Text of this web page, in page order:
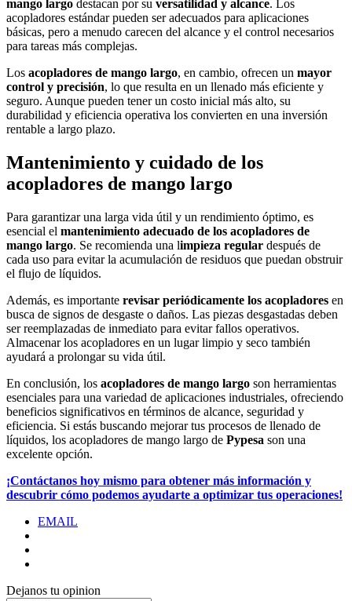
mango largo destacan por su versatilidad y alcance. Los
acopladores estándar pueden ser adecuados para aplicaciones
básicas, pero a menudo carecen del alcance y el control necesarios
para tareas más complejas.
Los acopladores de mango largo, en cambio, ofrecen un mayor
control y precisión, lo que resulta en un llenado más eficiente y
seguro. Aunque pueden tener un costo inicial más alto, su
durabilidad y eficiencia operativa los convierten en una inversión
rentable a largo plazo.
Mantenimiento y cuidado de los
acopladores de mango largo
Para garantizar una larga vida útil y un rendimiento óptimo, es
esencial el mantenimiento adecuado de los acopladores de
mango largo. Se recomienda una limpieza regular después de
cada uso para evitar la acumulación de residuos que puedan obstruir
el flujo de líquidos.
Además, es importante revisar periódicamente los acopladores en
busca de signos de desgaste o daños. Las piezas desgastadas deben
ser reemplazadas de inmediato para evitar fallos operativos.
Almacenar los acopladores en un lugar limpio y seco también
ayudará a prolongar su vida útil.
En conclusión, los acopladores de mango largo son herramientas
esenciales para una variedad de aplicaciones industriales, ofreciendo
beneficios significativos en términos de alcance, seguridad y
eficiencia. Si estás buscando mejorar tus procesos de llenado de
líquidos, los acopladores de mango largo de Pypesa son una
excelente opción.
¡Contáctanos hoy mismo para obtener más información y
descubrir cómo podemos ayudarte a optimizar tus operaciones!
EMAIL
Dejanos tu opinion